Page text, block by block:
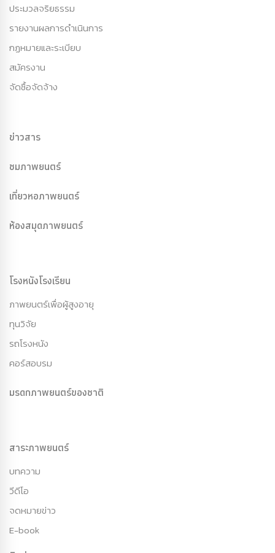
ประมวลจริยธรรม
รายงานผลการดำเนินการ
กฏหมายและระเบียบ
สมัครงาน
จัดซื้อจัดจ้าง
ข่าวสาร
ชมภาพยนตร์
เที่ยวหอภาพยนตร์
ห้องสมุดภาพยนตร์
โรงหนังโรงเรียน
ภาพยนตร์เพื่อผู้สูงอายุ
ทุนวิจัย
รถโรงหนัง
คอร์สอบรม
มรดกภาพยนตร์ของชาติ
สาระภาพยนตร์
บทความ
วีดีโอ
จดหมายข่าว
E-book